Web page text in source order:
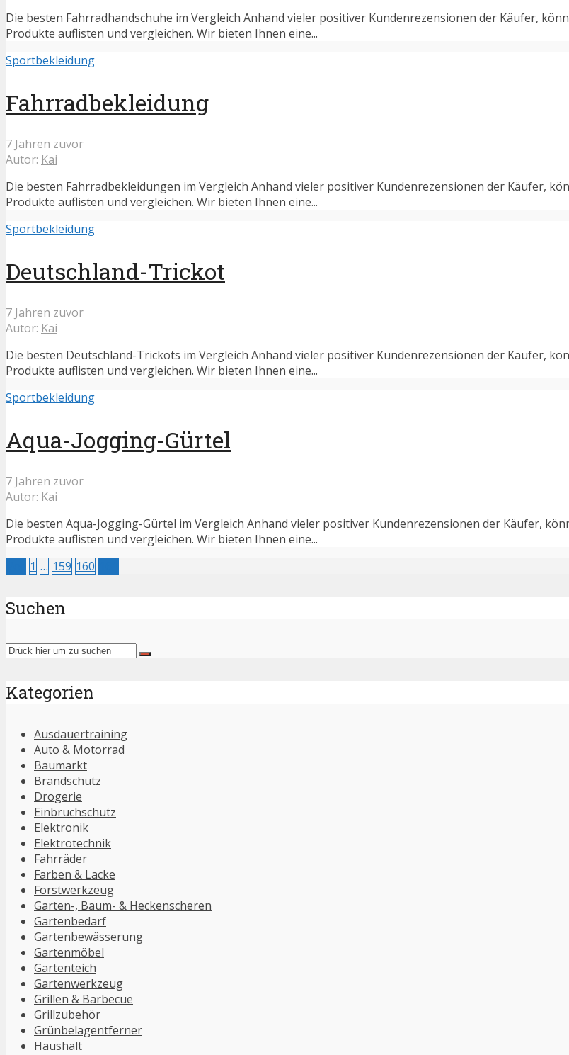
Die besten Fahrradhandschuhe im Vergleich Anhand vieler positiver Kundenrezensionen der Käufer,
Produkte auflisten und vergleichen. Wir bieten Ihnen eine...
Sportbekleidung
Fahrradbekleidung
7 Jahren zuvor
Autor: Kai
Die besten Fahrradbekleidungen im Vergleich Anhand vieler positiver Kundenrezensionen der Käufer,
Produkte auflisten und vergleichen. Wir bieten Ihnen eine...
Sportbekleidung
Deutschland-Trickot
7 Jahren zuvor
Autor: Kai
Die besten Deutschland-Trickots im Vergleich Anhand vieler positiver Kundenrezensionen der Käufer,
Produkte auflisten und vergleichen. Wir bieten Ihnen eine...
Sportbekleidung
Aqua-Jogging-Gürtel
7 Jahren zuvor
Autor: Kai
Die besten Aqua-Jogging-Gürtel im Vergleich Anhand vieler positiver Kundenrezensionen der Käufer,
Produkte auflisten und vergleichen. Wir bieten Ihnen eine...
1 … 159 160
Suchen
Kategorien
Ausdauertraining
Auto & Motorrad
Baumarkt
Brandschutz
Drogerie
Einbruchschutz
Elektronik
Elektrotechnik
Fahrräder
Farben & Lacke
Forstwerkzeug
Garten-, Baum- & Heckenscheren
Gartenbedarf
Gartenbewässerung
Gartenmöbel
Gartenteich
Gartenwerkzeug
Grillen & Barbecue
Grillzubehör
Grünbelagentferner
Haushalt